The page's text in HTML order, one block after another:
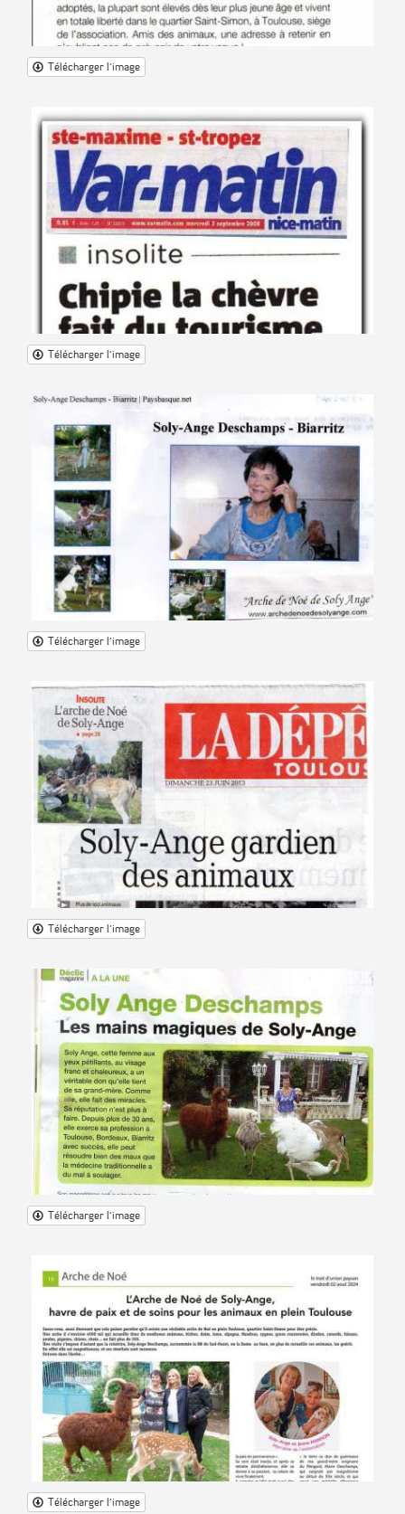
Télécharger l'image
Télécharger l'image
Télécharger l'image
Télécharger l'image
Télécharger l'image
Télécharger l'image